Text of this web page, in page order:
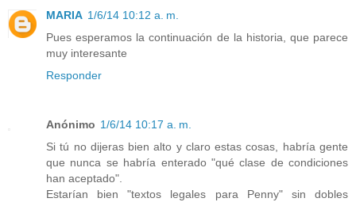
MARIA 1/6/14 10:12 a. m.
Pues esperamos la continuación de la historia, que parece
muy interesante
Responder
Anónimo 1/6/14 10:17 a. m.
Si tú no dijeras bien alto y claro estas cosas, habría gente
que nunca se habría enterado "qué clase de condiciones
han aceptado".
Estarían bien "textos legales para Penny" sin dobles